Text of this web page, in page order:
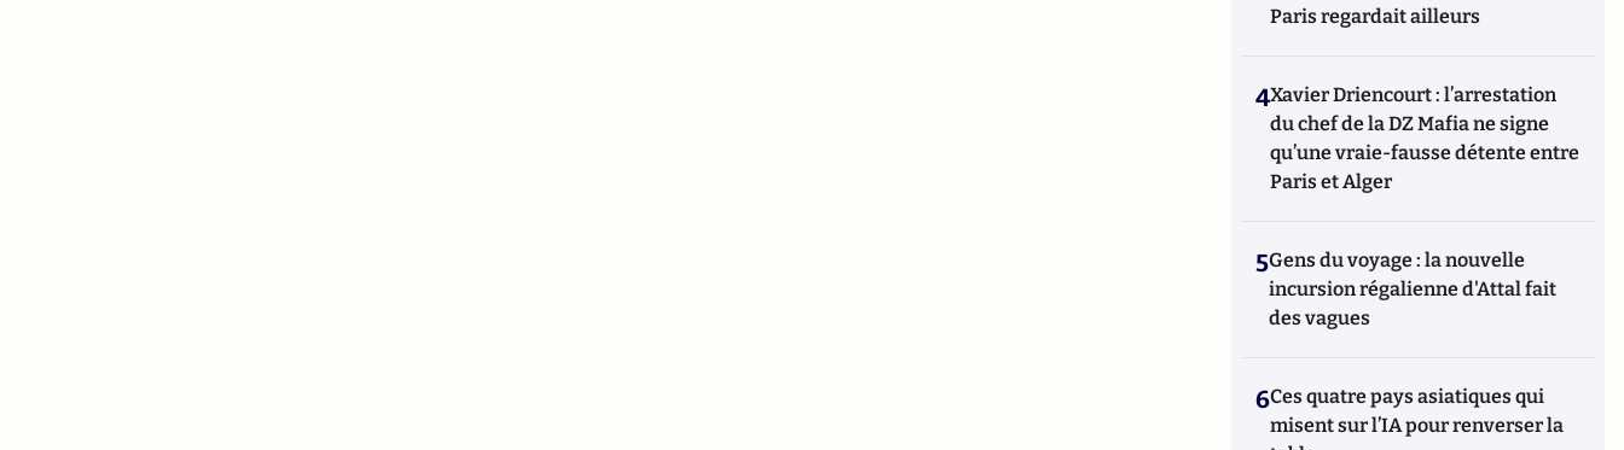
Paris regardait ailleurs
4Xavier Driencourt : l’arrestation
du chef de la DZ Mafia ne signe
qu’une vraie-fausse détente entre
Paris et Alger
5Gens du voyage : la nouvelle
incursion régalienne d'Attal fait
des vagues
6Ces quatre pays asiatiques qui
misent sur l’IA pour renverser la